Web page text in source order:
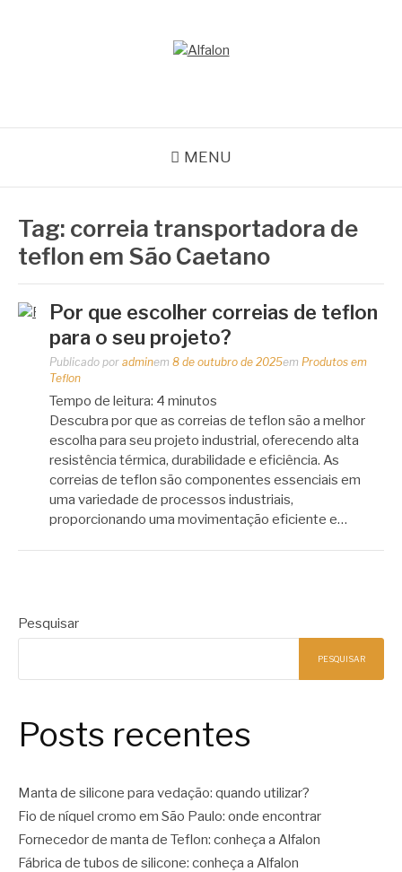
MENU
Tag: correia transportadora de
teflon em São Caetano
Por que escolher correias de teflon
para o seu projeto?
Publicado por adminem 8 de outubro de 2025em Produtos em
Teflon
Tempo de leitura: 4 minutos
Descubra por que as correias de teflon são a melhor
escolha para seu projeto industrial, oferecendo alta
resistência térmica, durabilidade e eficiência. As
correias de teflon são componentes essenciais em
uma variedade de processos industriais,
proporcionando uma movimentação eficiente e…
Pesquisar
PESQUISAR
Posts recentes
Manta de silicone para vedação: quando utilizar?
Fio de níquel cromo em São Paulo: onde encontrar
Fornecedor de manta de Teflon: conheça a Alfalon
Fábrica de tubos de silicone: conheça a Alfalon